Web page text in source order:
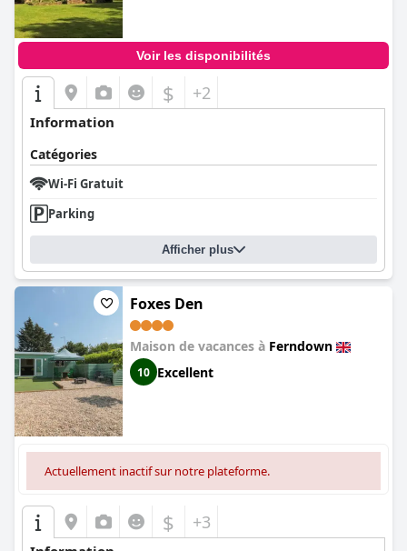
Voir les disponibilités
$ +2
Information
Catégories
Wi-Fi Gratuit
Parking
Afficher plus
Foxes Den
Maison de vacances à Ferndown
10 Excellent
Actuellement inactif sur notre plateforme.
$ +3